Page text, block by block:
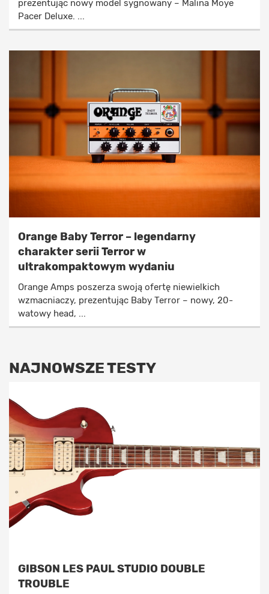
prezentując nowy model sygnowany – Malina Moye
Pacer Deluxe. ...
Orange Baby Terror – legendarny
charakter serii Terror w
ultrakompaktowym wydaniu
Orange Amps poszerza swoją ofertę niewielkich
wzmacniaczy, prezentując Baby Terror – nowy, 20-
watowy head, ...
NAJNOWSZE TESTY
GIBSON LES PAUL STUDIO DOUBLE
TROUBLE